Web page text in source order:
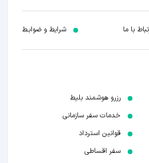
با ما شرایط و ضوابـط
رزرو هوشمند بلیط
خدمات سفر سازمانی
قوانین استرداد
سفر اقساطی